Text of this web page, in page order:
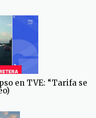
en TVE: “Tarifa se